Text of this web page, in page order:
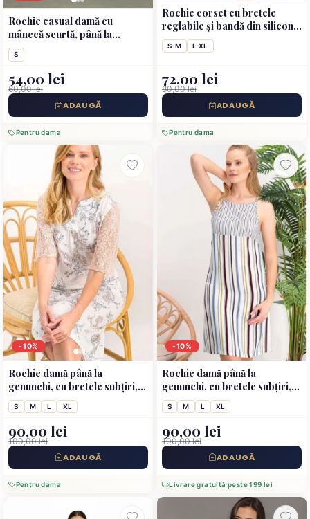
Rochie casual damă cu
mânecă scurtă, până la
genunchi, imprimeu Good
Luck, mov
S
54,00 lei
60,00 lei
ADAUGĂ
Pentru dama
Rochie corset cu bretele
reglabile și bandă din silicon –
bej
S-M L-XL
72,00 lei
80,00 lei
ADAUGĂ
Pentru dama
-10%
Rochie damă până la
genunchi, cu bretele subțiri,
model în dungi multicolore
(Kopya)
S M L XL
90,00 lei
100,00 lei
ADAUGĂ
Pentru dama
-10%
Rochie damă până la
genunchi, cu bretele subțiri,
model în dungi multicolore
S M L XL
90,00 lei
100,00 lei
ADAUGĂ
Livrare gratuită peste 199 lei